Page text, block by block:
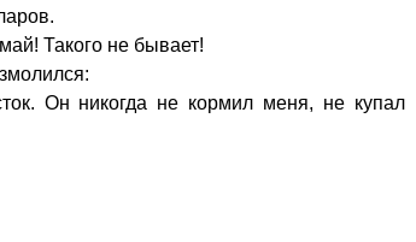
Такого не бывает!
Он никогда не кормил меня, не купал